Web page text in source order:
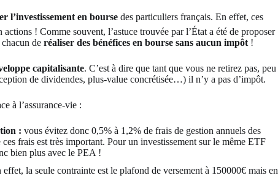
l’investissement en bourse des particuliers français. En effet, ces
! Comme souvent, l’astuce trouvée par l’État a été de proposer
de réaliser des bénéfices en bourse sans aucun impôt !
capitalisante. C’est à dire que tant que vous ne retirez pas, peu
de dividendes, plus-value concrétisée…) il n’y a pas d’impôt.
à l’assurance-vie :
: vous évitez donc 0,5% à 1,2% de frais de gestion annuels des
frais est très important. Pour un investissement sur le même ETF
bien plus avec le PEA !
effet, la seule contrainte est le plafond de versement à 150000€ mais en